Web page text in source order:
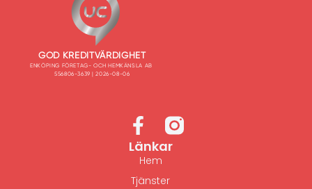
Länkar
Hem
Tjänster